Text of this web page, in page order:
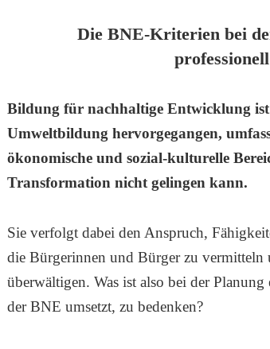
Die BNE-Kriterien bei
Bildung für nachhaltige Entwicklung ist
Umweltbildung hervorgegangen,
ökonomische und sozial-kulturelle
Transformation nicht gelingen kann.
Sie verfolgt dabei den Anspruch,
die Bürgerinnen und Bürger zu vermitteln
überwältigen. Was ist also bei der
der BNE umsetzt, zu bedenken?